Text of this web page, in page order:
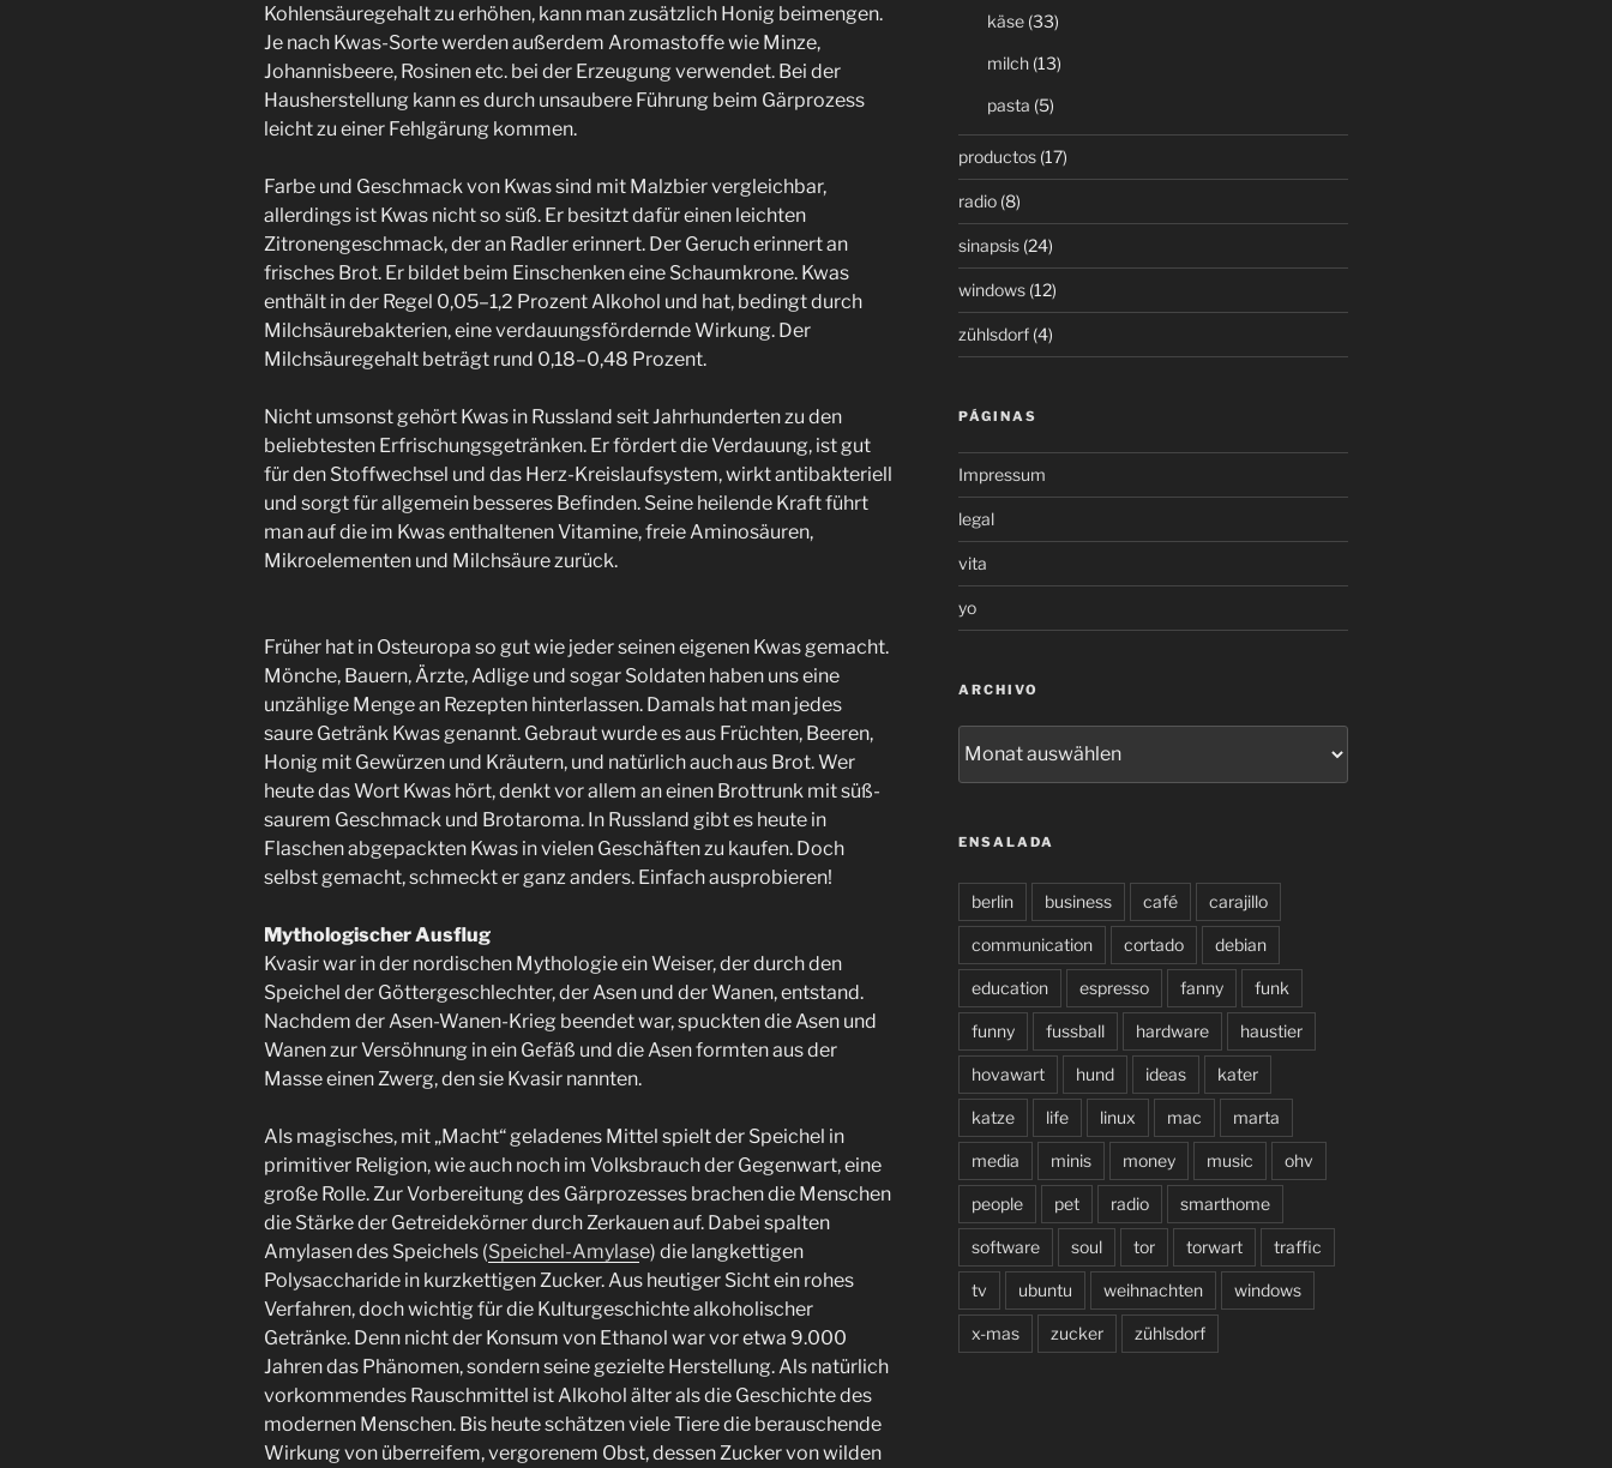
Kohlensäuregehalt zu erhöhen, kann man zusätzlich Honig beimengen.
Je nach Kwas-Sorte werden außerdem Aromastoffe wie Minze,
Johannisbeere, Rosinen etc. bei der Erzeugung verwendet. Bei der
Hausherstellung kann es durch unsaubere Führung beim Gärprozess
leicht zu einer Fehlgärung kommen.
Farbe und Geschmack von Kwas sind mit Malzbier vergleichbar,
allerdings ist Kwas nicht so süß. Er besitzt dafür einen leichten
Zitronengeschmack, der an Radler erinnert. Der Geruch erinnert an
frisches Brot. Er bildet beim Einschenken eine Schaumkrone. Kwas
enthält in der Regel 0,05–1,2 Prozent Alkohol und hat, bedingt durch
Milchsäurebakterien, eine verdauungsfördernde Wirkung. Der
Milchsäuregehalt beträgt rund 0,18–0,48 Prozent.
Nicht umsonst gehört Kwas in Russland seit Jahrhunderten zu den
beliebtesten Erfrischungsgetränken. Er fördert die Verdauung, ist gut
für den Stoffwechsel und das Herz-Kreislaufsystem, wirkt antibakteriell
und sorgt für allgemein besseres Befinden. Seine heilende Kraft führt
man auf die im Kwas enthaltenen Vitamine, freie Aminosäuren,
Mikroelementen und Milchsäure zurück.
Früher hat in Osteuropa so gut wie jeder seinen eigenen Kwas gemacht.
Mönche, Bauern, Ärzte, Adlige und sogar Soldaten haben uns eine
unzählige Menge an Rezepten hinterlassen. Damals hat man jedes
saure Getränk Kwas genannt. Gebraut wurde es aus Früchten, Beeren,
Honig mit Gewürzen und Kräutern, und natürlich auch aus Brot. Wer
heute das Wort Kwas hört, denkt vor allem an einen Brottrunk mit süß-
saurem Geschmack und Brotaroma. In Russland gibt es heute in
Flaschen abgepackten Kwas in vielen Geschäften zu kaufen. Doch
selbst gemacht, schmeckt er ganz anders. Einfach ausprobieren!
Mythologischer Ausflug
Kvasir war in der nordischen Mythologie ein Weiser, der durch den
Speichel der Göttergeschlechter, der Asen und der Wanen, entstand.
Nachdem der Asen-Wanen-Krieg beendet war, spuckten die Asen und
Wanen zur Versöhnung in ein Gefäß und die Asen formten aus der
Masse einen Zwerg, den sie Kvasir nannten.
Als magisches, mit „Macht“ geladenes Mittel spielt der Speichel in
primitiver Religion, wie auch noch im Volksbrauch der Gegenwart, eine
große Rolle. Zur Vorbereitung des Gärprozesses brachen die Menschen
die Stärke der Getreidekörner durch Zerkauen auf. Dabei spalten
Amylasen des Speichels (Speichel-Amylase) die langkettigen
Polysaccharide in kurzkettigen Zucker. Aus heutiger Sicht ein rohes
Verfahren, doch wichtig für die Kulturgeschichte alkoholischer
Getränke. Denn nicht der Konsum von Ethanol war vor etwa 9.000
Jahren das Phänomen, sondern seine gezielte Herstellung. Als natürlich
vorkommendes Rauschmittel ist Alkohol älter als die Geschichte des
modernen Menschen. Bis heute schätzen viele Tiere die berauschende
Wirkung von überreifem, vergorenem Obst, dessen Zucker von wilden
käse(33)
milch(13)
pasta (5)
productos(17)
radio(8)
sinapsis(24)
windows(12)
zühlsdorf(4)
PÁGINAS
Impressum
legal
vita
yo
ARCHIVO
ENSALADA
berlin business café carajillo
communication cortado debian
education espresso fanny funk
funny fussball hardware haustier
hovawart hund ideas kater
katze life linux mac marta
media minis money music ohv
people pet radio smarthome
software soul tor torwart traffic
tv ubuntu weihnachten windows
x-mas zucker zühlsdorf